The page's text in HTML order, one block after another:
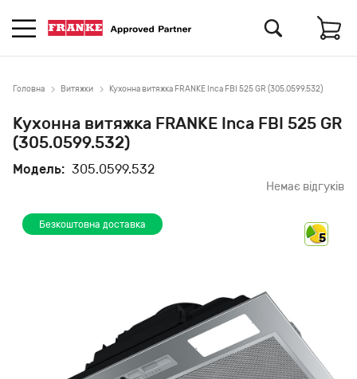
Головна Витяжки Кухонна витяжка FRANKE Inca FBI 525 GR (305.0599.532)
Кухонна витяжка FRANKE Inca FBI 525 GR
(305.0599.532)
Модель: 305.0599.532
Немає відгуків
Безкоштовна доставка
5